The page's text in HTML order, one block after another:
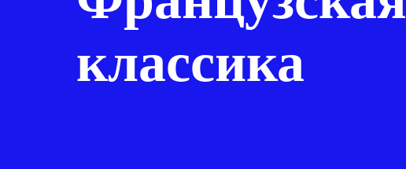
классика